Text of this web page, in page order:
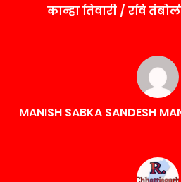
कान्हा तिवारी / रवि
MANISH SABKA SANDESH